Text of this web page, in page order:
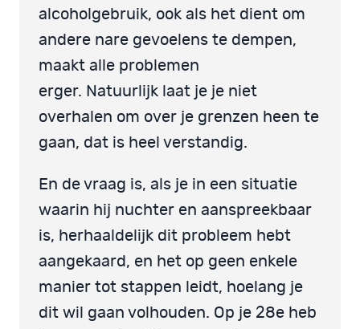
alcoholgebruik, ook als het dient om
andere nare gevoelens te dempen,
maakt alle problemen
erger. Natuurlijk laat je je niet
overhalen om over je grenzen heen te
gaan, dat is heel verstandig.
En de vraag is, als je in een situatie
waarin hij nuchter en aanspreekbaar
is, herhaaldelijk dit probleem hebt
aangekaard, en het op geen enkele
manier tot stappen leidt, hoelang je
dit wil gaan volhouden. Op je 28e heb